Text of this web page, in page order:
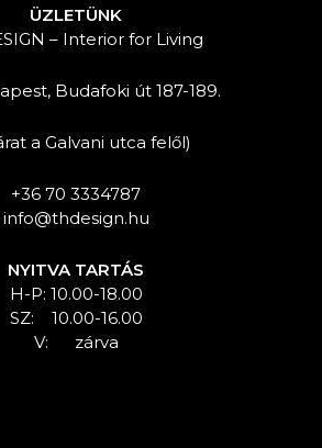
ÜZLETÜNK
– Interior for Living
Budafoki út 187-189.
a Galvani utca felől)
+36 70 3334787
info@thdesign.hu
NYITVA TARTÁS
H-P: 10.00-18.00
SZ: 10.00-16.00
V: zárva